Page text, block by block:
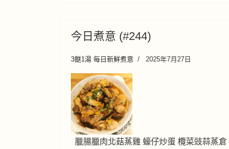
今日煮意 (#244)
3餸1湯 每日新鮮煮意 2025年7月27日
臘腸臘肉北菇蒸雞 蠔仔炒蛋 欖菜豉蒜蒸倉